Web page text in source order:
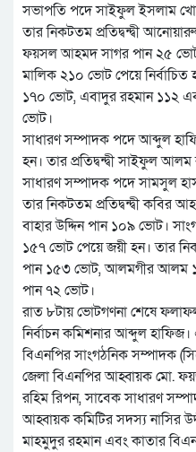
সভাপতি পদে সাইফুল ইসলাম
তার নিকটতম প্রতিদ্বন্দ্বী
ফয়সল আহমদ সাগর পান ২৫
মালিক ২১০ ভোট পেয়ে
১৭০ ভোট, এবাদুর রহমান ১১২
ভোট।
সাধারণ সম্পাদক পদে আব্দুল
হন। তার প্রতিদ্বন্দ্বী সাইফুল
সাধারণ সম্পাদক পদে সামসুল
তার নিকটতম প্রতিদ্বন্দ্বী
বাহার উদ্দিন পান ১০৯ ভোট।
১৫৭ ভোট পেয়ে জয়ী হন। তার
পান ১৫৩ ভোট, আলমগীর আলম
পান ৭২ ভোট।
রাত ৮টায় ভোটগণনা শেষে
নির্বাচন কমিশনার আব্দুল
বিএনপির সাংগঠনিক সম্পাদক
জেলা বিএনপির আহ্বায়ক মো.
রহিম রিপন, সাবেক সাধারণ
আহ্বায়ক কমিটির সদস্য নাসির
মাহমুদুর রহমান এবং কাতার